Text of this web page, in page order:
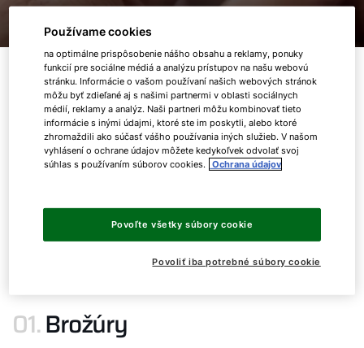
Obsah
01.
Brožúry
02.
Technická dokumentácia a
Certifikáty
Prehlásenie o zhode
01.Brožúry
Používame cookies
na optimálne prispôsobenie nášho obsahu a reklamy, ponuky
funkcií pre sociálne médiá a analýzu prístupov na našu webovú
stránku. Informácie o vašom používaní našich webových stránok
môžu byť zdieľané aj s našimi partnermi v oblasti sociálnych
médií, reklamy a analýz. Naši partneri môžu kombinovať tieto
informácie s inými údajmi, ktoré ste im poskytli, alebo ktoré
zhromaždili ako súčasť vášho používania iných služieb. V našom
vyhlásení o ochrane údajov môžete kedykoľvek odvolať svoj
súhlas s používaním súborov cookies. Ochrana údajov
Povoliť iba potrebné súbory cookie
Povoľte všetky súbory cookie